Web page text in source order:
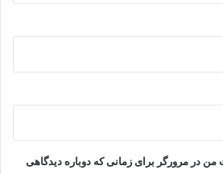
من در مرورگر برای زمانی که دوباره دیدگاهی